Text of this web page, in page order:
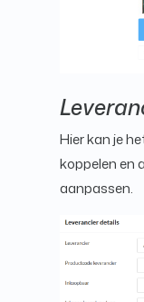
Hier kan je
koppelen en
aanpassen.